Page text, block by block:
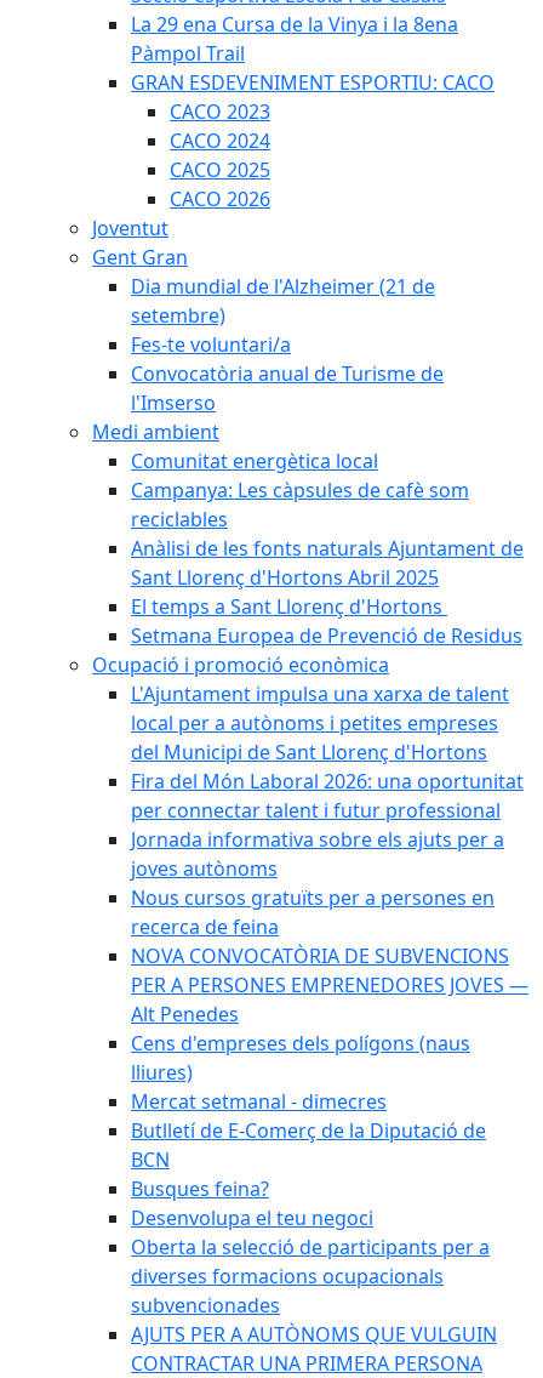
La 29 ena Cursa de la Vinya i la 8ena
Pàmpol Trail
GRAN ESDEVENIMENT ESPORTIU: CACO
CACO 2023
CACO 2024
CACO 2025
CACO 2026
Joventut
Gent Gran
Dia mundial de l'Alzheimer (21 de
setembre)
Fes-te voluntari/a
Convocatòria anual de Turisme de
l'Imserso
Medi ambient
Comunitat energètica local
Campanya: Les càpsules de cafè som
reciclables
Anàlisi de les fonts naturals Ajuntament de
Sant Llorenç d'Hortons Abril 2025
El temps a Sant Llorenç d'Hortons
Setmana Europea de Prevenció de Residus
Ocupació i promoció econòmica
L'Ajuntament impulsa una xarxa de talent
local per a autònoms i petites empreses
del Municipi de Sant Llorenç d'Hortons
Fira del Món Laboral 2026: una oportunitat
per connectar talent i futur professional
Jornada informativa sobre els ajuts per a
joves autònoms
Nous cursos gratuïts per a persones en
recerca de feina
NOVA CONVOCATÒRIA DE SUBVENCIONS
PER A PERSONES EMPRENEDORES JOVES —
Alt Penedes
Cens d'empreses dels polígons (naus
lliures)
Mercat setmanal - dimecres
Butlletí de E-Comerç de la Diputació de
BCN
Busques feina?
Desenvolupa el teu negoci
Oberta la selecció de participants per a
diverses formacions ocupacionals
subvencionades
AJUTS PER A AUTÒNOMS QUE VULGUIN
CONTRACTAR UNA PRIMERA PERSONA